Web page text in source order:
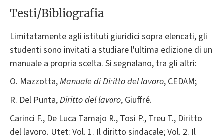
Testi/Bibliografia
Limitatamente agli istituti giuridici sopra elencati, gli
studenti sono invitati a studiare l'ultima edizione di un
manuale a propria scelta. Si segnalano, tra gli altri:
O. Mazzotta,Manuale di Diritto del lavoro, CEDAM;
R. Del Punta,Diritto del lavoro, Giuffré.
Carinci F., De Luca Tamajo R., Tosi P., Treu T., Diritto
del lavoro. Utet: Vol. 1. Il diritto sindacale; Vol. 2. Il